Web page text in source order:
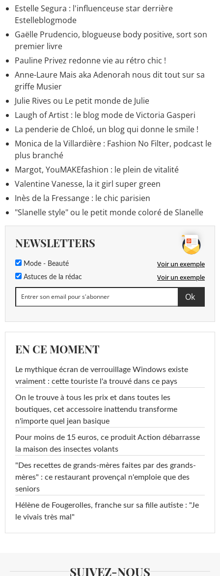
Estelle Segura : l'influenceuse star derrière
Estelleblogmode
Gaëlle Prudencio, blogueuse body positive, sort son
premier livre
Pauline Privez redonne vie au rétro chic !
Anne-Laure Mais aka Adenorah nous dit tout sur sa
griffe Musier
Julie Rives ou Le petit monde de Julie
Laugh of Artist : le blog mode de Victoria Gasperi
La penderie de Chloé, un blog qui donne le smile !
Monica de la Villardière : Fashion No Filter, podcast le
plus branché
Margot, YouMAKEfashion : le plein de vitalité
Valentine Vanesse, la it girl super green
Inès de la Fressange : le chic parisien
"Slanelle style" ou le petit monde coloré de Slanelle
NEWSLETTERS
Mode - Beauté Voir un exemple
Astuces de la rédac Voir un exemple
EN CE MOMENT
Le mythique écran de verrouillage Windows existe
vraiment : cette touriste l'a trouvé dans ce pays
On le trouve à tous les prix et dans toutes les
boutiques, cet accessoire inattendu transforme
n'importe quel jean basique
Pour moins de 15 euros, ce produit Action débarrasse
la maison des insectes volants
"Des recettes de grands-mères faites par des grands-
mères" : ce restaurant provençal n'emploie que des
seniors
Hélène de Fougerolles, franche sur sa fille autiste : "Je
le vivais très mal"
SUIVEZ-NOUS